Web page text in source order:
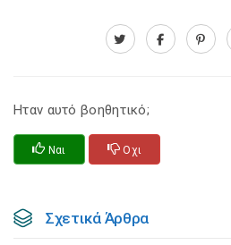
Ηταν αυτό βοηθητικό;
Ναι Οχι
Σχετικά Άρθρα